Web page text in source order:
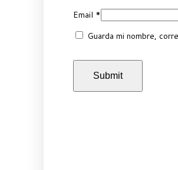
Email *
Guarda mi nombre,